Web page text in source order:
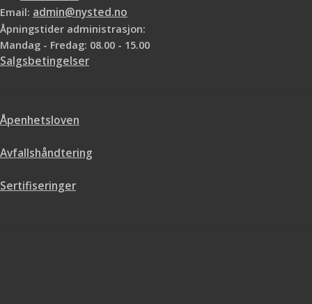
Email: admin@nysted.no
Åpningstider administrasjon:
Mandag - Fredag: 08.00 - 15.00
Salgsbetingelser
Åpenhetsloven
Avfallshåndtering
Sertifiseringer